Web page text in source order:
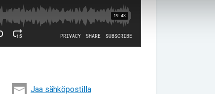
Jaa sähköpostilla